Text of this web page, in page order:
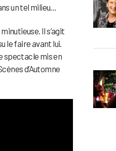
un tel milieu…
Il s’agit
le faire avant lui.
spectacle mis en
d’Automne